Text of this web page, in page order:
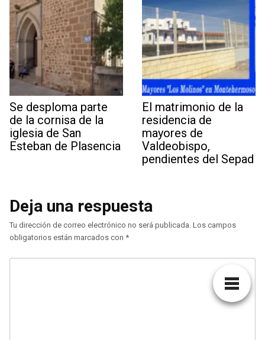
Se desploma parte
de la cornisa de la
iglesia de San
Esteban de Plasencia
El matrimonio de la
residencia de
mayores de
Valdeobispo,
pendientes del Sepad
Deja una respuesta
Tu dirección de correo electrónico no será publicada. Los campos
obligatorios están marcados con *